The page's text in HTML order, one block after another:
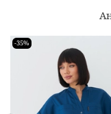
-35%